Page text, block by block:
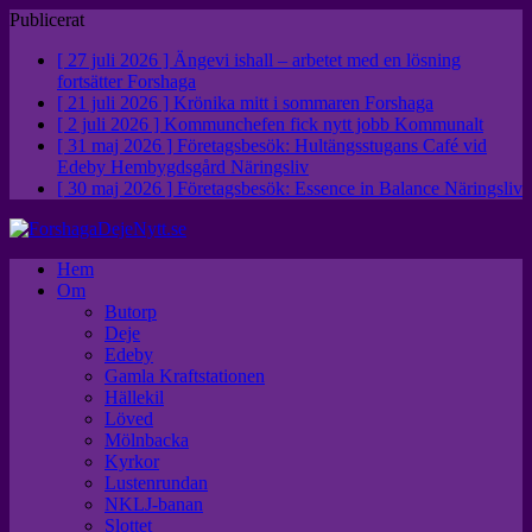
Publicerat
[ 27 juli 2026 ] Ängevi ishall – arbetet med en lösning
fortsätter Forshaga
[ 21 juli 2026 ] Krönika mitt i sommaren Forshaga
[ 2 juli 2026 ] Kommunchefen fick nytt jobb Kommunalt
[ 31 maj 2026 ] Företagsbesök: Hultängsstugans Café vid
Edeby Hembygdsgård Näringsliv
[ 30 maj 2026 ] Företagsbesök: Essence in Balance Näringsliv
Hem
Om
Butorp
Deje
Edeby
Gamla Kraftstationen
Hällekil
Löved
Mölnbacka
Kyrkor
Lustenrundan
NKLJ-banan
Slottet